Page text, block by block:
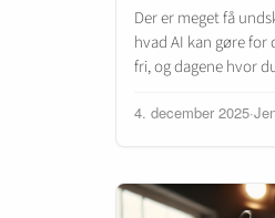
Der er meget få
hvad AI kan gøre for
fri, og dagene hvor
4. december 2025·